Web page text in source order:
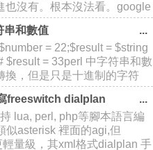
也沒有。根本沒法看。google
做perltidy的代碼格式工具。用
然一新官方地址：
串和數值
= 22;$result = $string
$result = 33perl 中字符串和數
換，但是只是十進制的字符
中有非十進制字符的，從左邊
進制
freeswitch dialplan
lua, perl, php等腳本語言編
似asterisk 裡面的agi,但
輕量級，其xml格式dialplan 手